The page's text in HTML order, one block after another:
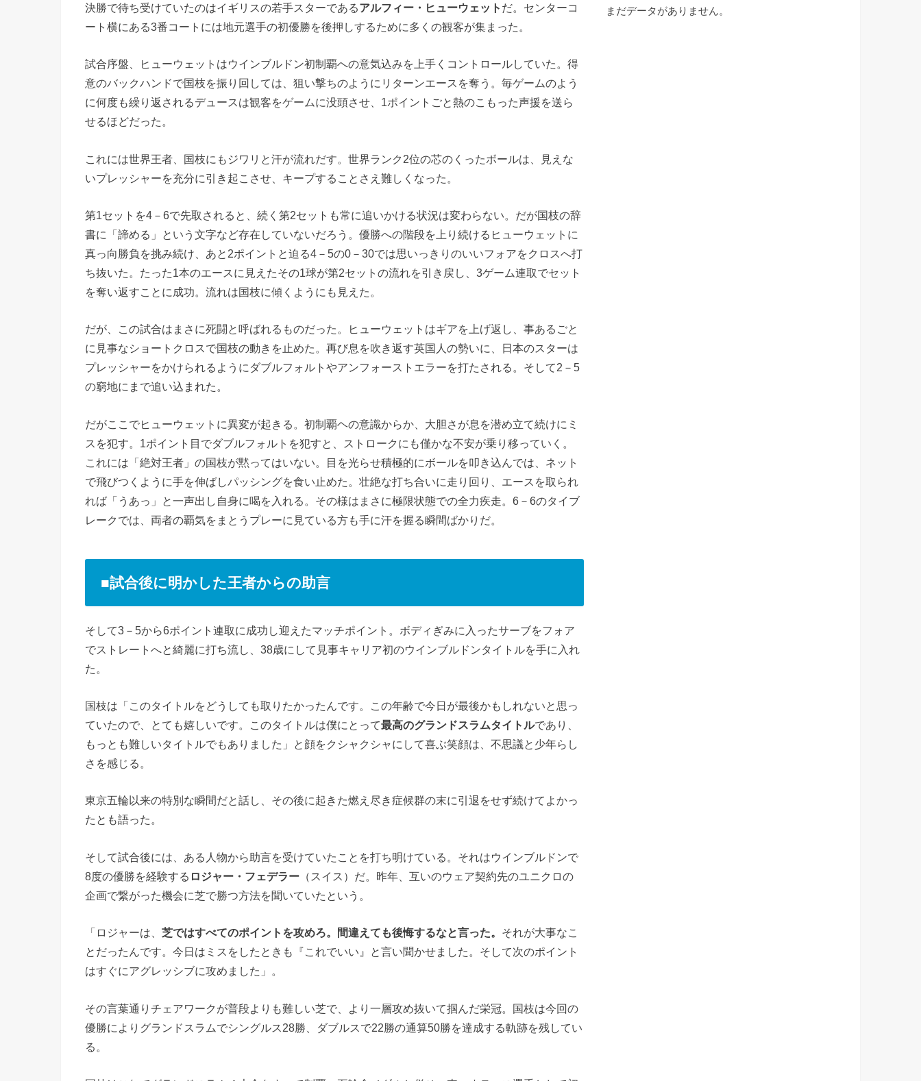
決勝で待ち受けていたのはイギリスの若手スターであるアルフィー・ヒューウェット だ。センターコ
ート横にある3番コートには地元選手の初優勝を後押しするために多くの観客が集まった。
試合序盤、ヒューウェットはウインブルドン初制覇への意気込みを上手くコントロールしていた。得
意のバックハンドで国枝を振り回しては、狙い撃ちのようにリターンエースを奪う。毎ゲームのよう
に何度も繰り返されるデュースは観客をゲームに没頭させ、1ポイントごと熱のこもった声援を送ら
せるほどだった。
これには世界王者、国枝にもジワリと汗が流れだす。世界ランク2位の芯のくったボールは、見えな
いプレッシャーを充分に引き起こさせ、キープすることさえ難しくなった。
第1セットを4－6で先取されると、続く第2セットも常に追いかける状況は変わらない。だが国枝の辞
書に「諦める」という文字など存在していないだろう。優勝への階段を上り続けるヒューウェットに
真っ向勝負を挑み続け、あと2ポイントと迫る4－5の0－30では思いっきりのいいフォアをクロスへ打
ち抜いた。たった1本のエースに見えたその1球が第2セットの流れを引き戻し、3ゲーム連取でセット
を奪い返すことに成功。流れは国枝に傾くようにも見えた。
だが、この試合はまさに死闘と呼ばれるものだった。ヒューウェットはギアを上げ返し、事あるごと
に見事なショートクロスで国枝の動きを止めた。再び息を吹き返す英国人の勢いに、日本のスターは
プレッシャーをかけられるようにダブルフォルトやアンフォーストエラーを打たされる。そして2－5
の窮地にまで追い込まれた。
だがここでヒューウェットに異変が起きる。初制覇ヘの意識からか、大胆さが息を潜め立て続けにミ
スを犯す。1ポイント目でダブルフォルトを犯すと、ストロークにも僅かな不安が乗り移っていく。
これには「絶対王者」の国枝が黙ってはいない。目を光らせ積極的にボールを叩き込んでは、ネット
で飛びつくように手を伸ばしパッシングを食い止めた。壮絶な打ち合いに走り回り、エースを取られ
れば「うあっ」と一声出し自身に喝を入れる。その様はまさに極限状態での全力疾走。6－6のタイブ
レークでは、両者の覇気をまとうプレーに見ている方も手に汗を握る瞬間ばかりだ。
■試合後に明かした王者からの助言
そして3－5から6ポイント連取に成功し迎えたマッチポイント。ボディぎみに入ったサーブをフォア
でストレートへと綺麗に打ち流し、38歳にして見事キャリア初のウインブルドンタイトルを手に入れ
た。
国枝は「このタイトルをどうしても取りたかったんです。この年齢で今日が最後かもしれないと思っ
ていたので、とても嬉しいです。このタイトルは僕にとって最高のグランドスラムタイトルであり、
もっとも難しいタイトルでもありました」と顔をクシャクシャにして喜ぶ笑顔は、不思議と少年らし
さを感じる。
東京五輪以来の特別な瞬間だと話し、その後に起きた燃え尽き症候群の末に引退をせず続けてよかっ
たとも語った。
そして試合後には、ある人物から助言を受けていたことを打ち明けている。それはウインブルドンで
8度の優勝を経験する ロジャー・フェデラー （スイス）だ。昨年、互いのウェア契約先のユニクロの
企画で繋がった機会に芝で勝つ方法を聞いていたという。
「ロジャーは、 芝ではすべてのポイントを攻めろ。間違えても後悔するなと言った。 それが大事なこ
とだったんです。今日はミスをしたときも『これでいい』と言い聞かせました。そして次のポイント
はすぐにアグレッシブに攻めました」。
その言葉通りチェアワークが普段よりも難しい芝で、より一層攻め抜いて掴んだ栄冠。国枝は今回の
優勝によりグランドスラムでシングルス28勝、ダブルスで22勝の通算50勝を達成する軌跡を残してい
る。
まだデータがありません。